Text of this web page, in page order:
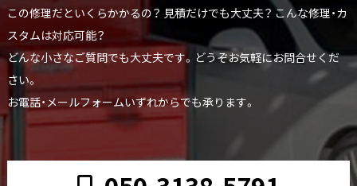
この修理だといくらかかるの？ 見積だけでも大丈夫？ こんな修理・カ
スタムは対応可能？
どんな小さなご質問でも大丈夫です。どうぞお気軽にお問合せくだ
さい。
お電話・メールフォームいずれからでも承ります。